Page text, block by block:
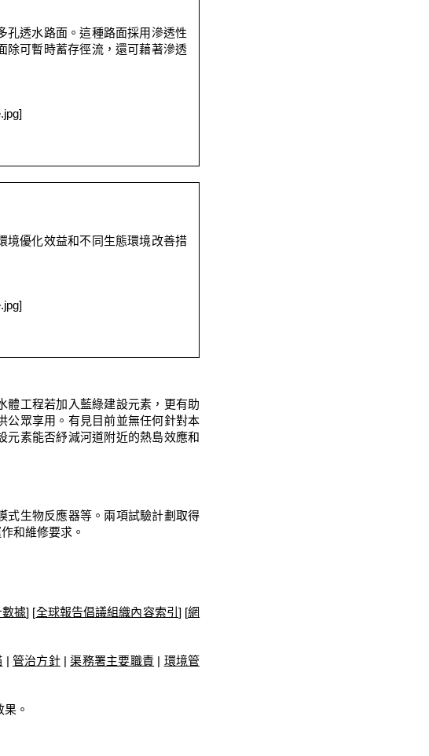
孔透水路面。這種路面採用滲透性
除可暫時蓄存徑流，還可藉著滲透
境優化效益和不同生態環境改善措
體工程若加入藍綠建設元素，更有助
公眾享用。有見目前並無任何針對本
元素能否紓減河道附近的熱島效應和
式生物反應器等。兩項試驗計劃取得
和維修要求。
據] [全球報告倡議組織內容索引 ] [網
| 管治方針|渠務署主要職責 | 環境管
。